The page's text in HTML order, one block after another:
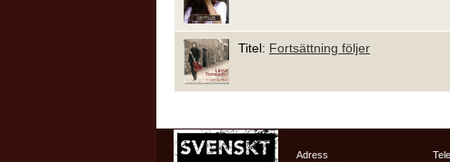
Titel: Fortsättning följer
Adress